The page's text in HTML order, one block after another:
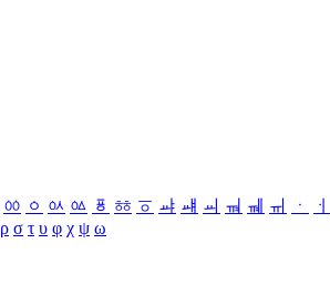
ㆀ ㆁ ㆂ ㆃ ㆄ ㆅ ㆆ ㆇ ㆈ ㆉ ㆊ ㆋ ㆌ ㆍ
ㆎ
ρ σ τ υ φ χ ψ ω